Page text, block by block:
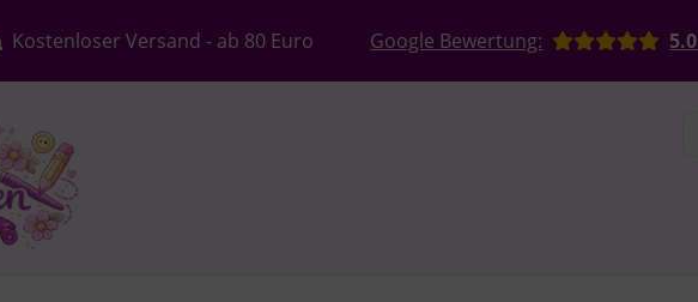
Kostenloser Versand - ab 80 Euro Google Bewertung: 5.0